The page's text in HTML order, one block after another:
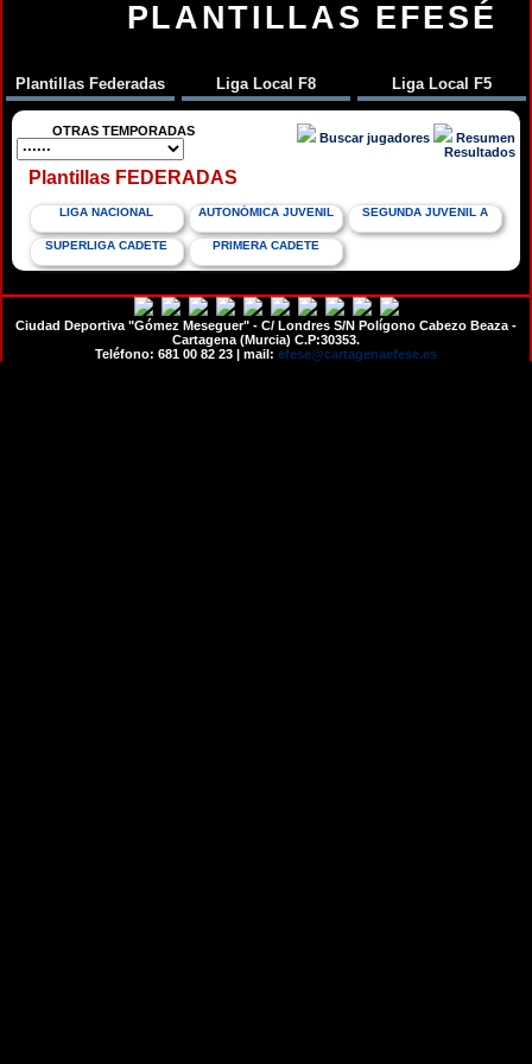
PLANTILLAS EFESÉ
Plantillas Federadas Liga Local F8 Liga Local F5
OTRAS TEMPORADAS Buscar jugadores
Resumen
Resultados
Plantillas FEDERADAS
LIGA NACIONAL AUTONÓMICA JUVENIL SEGUNDA JUVENIL A
SUPERLIGA CADETE PRIMERA CADETE
Ciudad Deportiva "Gómez Meseguer" - C/ Londres S/N Polígono Cabezo Beaza -
Cartagena (Murcia) C.P:30353.
Teléfono: 681 00 82 23 | mail: efese@cartagenaefese.es